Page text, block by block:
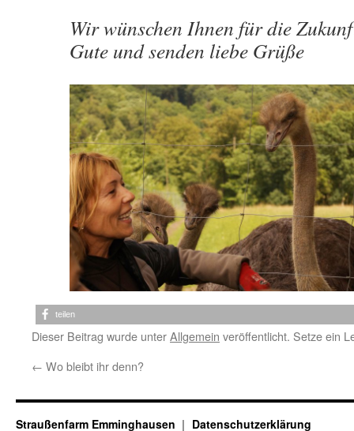
Wir wünschen Ihnen für die
Gute und senden liebe Grüße
teilen
Dieser Beitrag wurde unterAllgemein veröffentlicht. Setze ein
← Wo bleibt ihr denn?
Straußenfarm Emminghausen Datenschutzerklärung